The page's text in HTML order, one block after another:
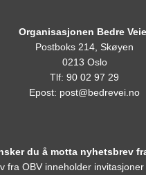
Organisasjonen Bedre
Postboks 214, Skøyen
0213 Oslo
Tlf: 90 02 97 29
Epost: post@bedrevei.no
du å motta nyhetsbrev
fra OBV inneholder